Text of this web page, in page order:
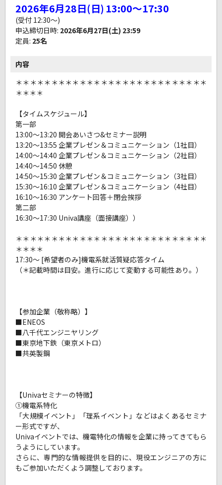
2026年6月28日(日) 13:00～17:30
(受付 12:30～)
申込締切日時: 2026年6月27日(土) 23:59
定員: 25名
内容
＊＊＊＊＊＊＊＊＊＊＊＊＊＊＊＊＊＊＊＊＊＊＊＊＊＊＊
＊＊＊＊
【タイムスケジュール】
第一部
13:00～13:20 開会あいさつ&セミナー説明
13:20～13:55 企業プレゼン＆コミュニケーション（1社目）
14:00～14:40 企業プレゼン＆コミュニケーション（2社目）
14:40～14:50 休憩
14:50～15:30 企業プレゼン＆コミュニケーション（3社目）
15:30～16:10 企業プレゼン＆コミュニケーション（4社目）
16:10～16:30 アンケート回答＋閉会挨拶
第二部
16:30～17:30 Univa講座（面接講座））
＊＊＊＊＊＊＊＊＊＊＊＊＊＊＊＊＊＊＊＊＊＊＊＊＊＊＊
＊＊＊＊
17:30～ [希望者のみ]機電系就活質疑応答タイム
（＊記載時間は目安。進行に応じて変動する可能性あり。）
【参加企業（敬称略）】
■ENEOS
■八千代エンジニヤリング
■東京地下鉄（東京メトロ）
■共英製鋼
【Univaセミナーの特徴】
①機電系特化
「大規模イベント」「理系イベント」などはよくあるセミナ
ー形式ですが、
Univaイベントでは、機電特化の情報を企業に持ってきてもら
うようにしています。
さらに、専門的な情報提供を目的に、現役エンジニアの方に
もご参加いただくよう調整しております。